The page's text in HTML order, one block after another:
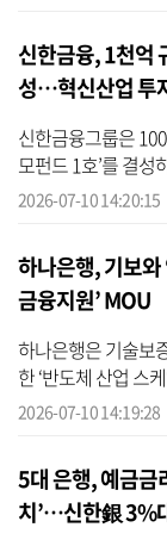
신한금융, 1천억
성…혁신산업 투
신한금융그룹은
모펀드 1호’를 결성
야 투자를 위한 채
2026-07-10 14:20:15
하나은행, 기보와
금융지원’ MOU
하나은행은 기술보
한 ‘반도체 산업 스
혔다. 하나은행에
2026-07-10 14:19:28
5대 은행, 예금금
치’…신한銀 3%